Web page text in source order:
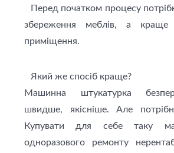
Перед початком процесу
збереження меблів, а краще
приміщення.
Який же спосіб краще?
Машинна штукатурка
швидше, якісніше. Але
Купувати для себе таку
одноразового ремонту